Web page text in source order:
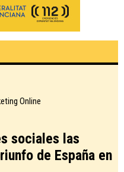
Online
sociales las
de España en